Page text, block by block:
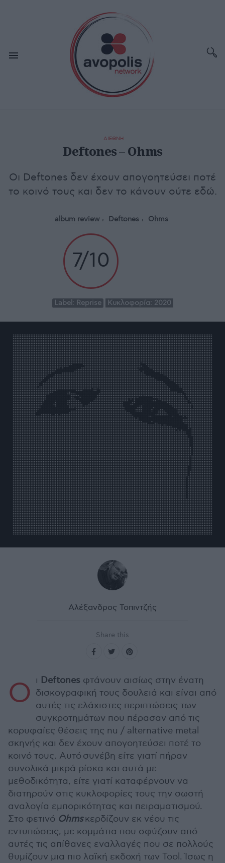
ΔΙΕΘΝΗ
Deftones – Ohms
Οι Deftones δεν έχουν απογοητεύσει ποτέ
το κοινό τους και δεν το κάνουν ούτε εδώ.
album review Deftones Ohms
7/10
Label: Reprise Κυκλοφορία: 2020
Αλέξανδρος Τοπιντζής
Share this
Ο ι Deftones φτάνουν αισίως στην ένατη
δισκογραφική τους δουλειά και είναι από
αυτές τις ελάχιστες περιπτώσεις των
συγκροτημάτων που πέρασαν από τις
κορυφαίες θέσεις της nu / alternative metal
σκηνής και δεν έχουν απογοητεύσει ποτέ το
κοινό τους. Αυτό συνέβη είτε γιατί πήραν
συνολικά μικρά ρίσκα και αυτά με
μεθοδικότητα, είτε γιατί καταφέρνουν να
διατηρούν στις κυκλοφορίες τους την σωστή
αναλογία εμπορικότητας και πειραματισμού.
Στο φετινό Ohmsκερδίζουν εκ νέου τις
εντυπώσεις, με κομμάτια που σφύζουν από
αυτές τις απίθανες εναλλαγές που σε πολλούς
θυμίζουν μια πιο λαϊκή εκδοχή των Tool. Ίσως η